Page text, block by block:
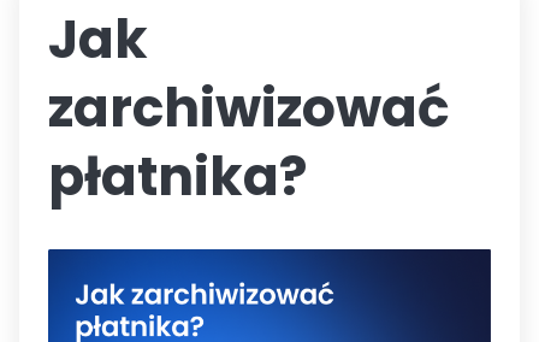
Jak
zarchiwizować
płatnika?